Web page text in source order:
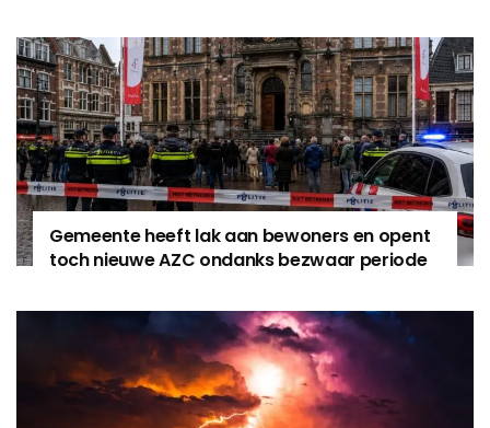
Gemeente heeft lak aan bewoners en opent
toch nieuwe AZC ondanks bezwaar periode